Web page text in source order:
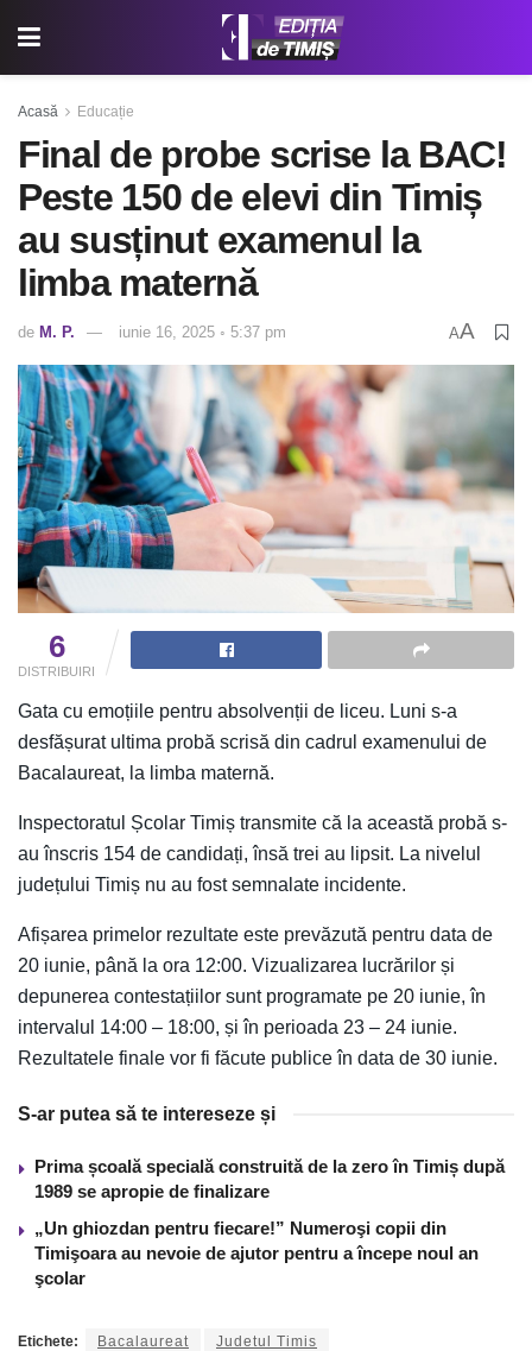
Acasă Educație
Final de probe scrise la BAC!
Peste 150 de elevi din Timiș
au susținut examenul la
limba maternă
de M. P. iunie 16, 2025 ◦ 5:37 pm AA
6
DISTRIBUIRI
Gata cu emoțiile pentru absolvenții de liceu. Luni s-a
desfășurat ultima probă scrisă din cadrul examenului de
Bacalaureat, la limba maternă.
Inspectoratul Școlar Timiș transmite că la această probă s-
au înscris 154 de candidați, însă trei au lipsit. La nivelul
județului Timiș nu au fost semnalate incidente.
Afișarea primelor rezultate este prevăzută pentru data de
20 iunie, până la ora 12:00. Vizualizarea lucrărilor și
depunerea contestațiilor sunt programate pe 20 iunie, în
intervalul 14:00 – 18:00, și în perioada 23 – 24 iunie.
Rezultatele finale vor fi făcute publice în data de 30 iunie.
S-ar putea să te intereseze și
Prima școală specială construită de la zero în Timiș după
1989 se apropie de finalizare
„Un ghiozdan pentru fiecare!” Numeroşi copii din
Timişoara au nevoie de ajutor pentru a începe noul an
şcolar
Etichete: Bacalaureat Judetul Timis